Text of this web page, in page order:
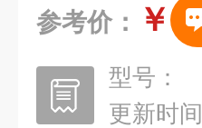
参考价： ￥
型号：
更新时间